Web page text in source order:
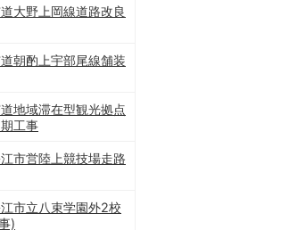
大野上岡線道路改良
朝酌上宇部尾線舗装
地域滞在型観光拠点
工事
市営陸上競技場走路
市立八束学園外2校
)